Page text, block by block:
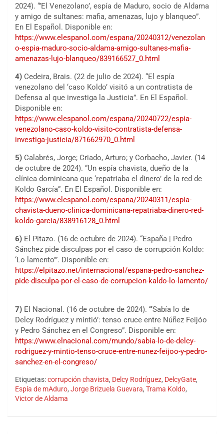
2024). “’El Venezolano’, espía de Maduro, socio de Aldama
y amigo de sultanes: mafia, amenazas, lujo y blanqueo”.
En El Español. Disponible en:
https://www.elespanol.com/espana/20240312/venezolan
o-espia-maduro-socio-aldama-amigo-sultanes-mafia-
amenazas-lujo-blanqueo/839166527_0.html
4) Cedeira, Brais. (22 de julio de 2024). “El espía
venezolano del ‘caso Koldo’ visitó a un contratista de
Defensa al que investiga la Justicia”. En El Español.
Disponible en:
https://www.elespanol.com/espana/20240722/espia-
venezolano-caso-koldo-visito-contratista-defensa-
investiga-justicia/871662970_0.html
5) Calabrés, Jorge; Criado, Arturo; y Corbacho, Javier. (14
de octubre de 2024). “Un espía chavista, dueño de la
clínica dominicana que ‘repatriaba el dinero’ de la red de
Koldo García”. En El Español. Disponible en:
https://www.elespanol.com/espana/20240311/espia-
chavista-dueno-clinica-dominicana-repatriaba-dinero-red-
koldo-garcia/838916128_0.html
6) El Pitazo. (16 de octubre de 2024). “España | Pedro
Sánchez pide disculpas por el caso de corrupción Koldo:
‘Lo lamento’”. Disponible en:
https://elpitazo.net/internacional/espana-pedro-sanchez-
pide-disculpa-por-el-caso-de-corrupcion-kaldo-lo-lamento/
7) El Nacional. (16 de octubre de 2024). “‘Sabía lo de
Delcy Rodríguez y mintió’: tenso cruce entre Núñez Feijóo
y Pedro Sánchez en el Congreso”. Disponible en:
https://www.elnacional.com/mundo/sabia-lo-de-delcy-
rodriguez-y-mintio-tenso-cruce-entre-nunez-feijoo-y-pedro-
sanchez-en-el-congreso/
Etiquetas:corrupción chavista, Delcy Rodríguez, DelcyGate,
Espía de mAduro, Jorge Brizuela Guevara, Trama Koldo,
Victor de Aldama